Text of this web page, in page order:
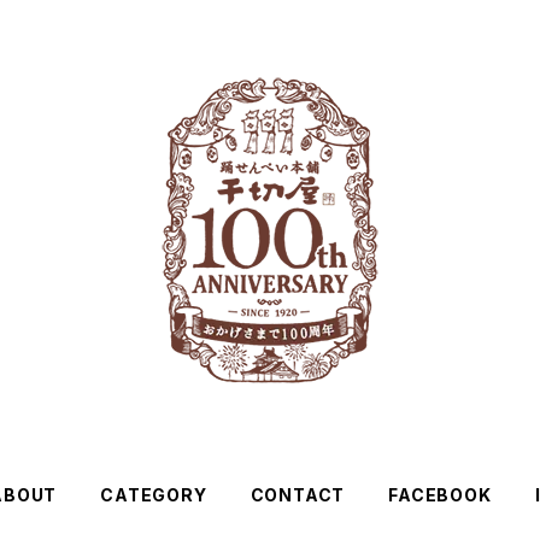
CATEGORY CONTACT FACEBOOK